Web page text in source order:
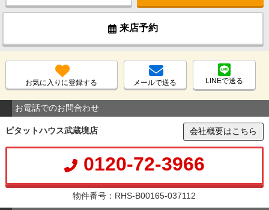
来店予約
お気に入りに登録する メールで送る LINEで送る
お電話でのお問合わせ
ピタットハウス武蔵境店 会社概要はこちら
0120-72-3966
物件番号：RHS-B00165-037112